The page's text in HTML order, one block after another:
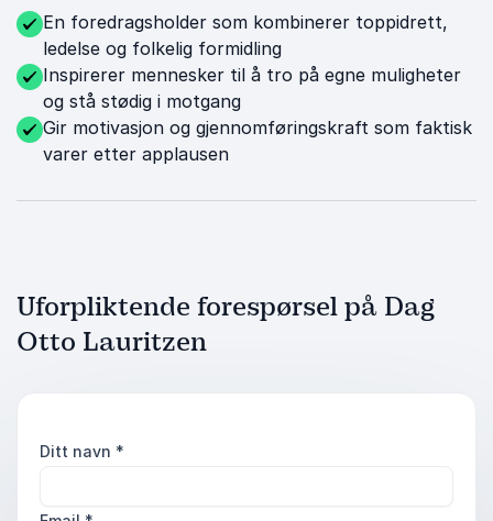
En foredragsholder som kombinerer toppidrett,
ledelse og folkelig formidling
Inspirerer mennesker til å tro på egne muligheter
og stå stødig i motgang
Gir motivasjon og gjennomføringskraft som faktisk
varer etter applausen
Uforpliktende forespørsel på Dag
Otto Lauritzen
Ditt navn *